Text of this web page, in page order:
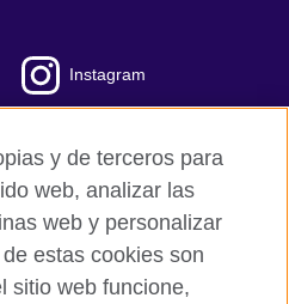
Instagram
y de terceros para
web, analizar las
web y personalizar
estas cookies son
sitio web funcione,